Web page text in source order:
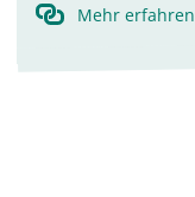
Mehr erfahren